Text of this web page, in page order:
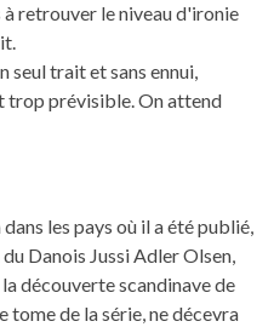
retrouver le niveau d'ironie
trait et sans ennui,
trop prévisible. On attend
les pays où il a été publié,
Danois Jussi Adler Olsen,
découverte scandinave de
de la série, ne décevra